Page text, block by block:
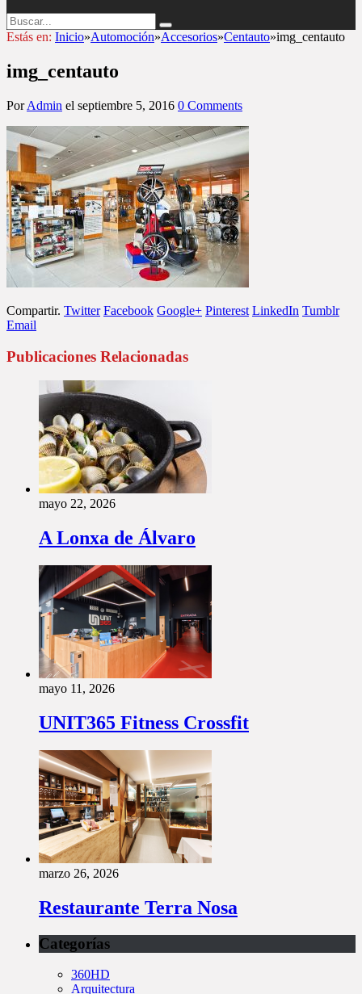
Estás en: Inicio»Automoción»Accesorios»Centauto»img_centauto
img_centauto
PorAdmin el septiembre 5, 2016 0 Comments
Compartir. Twitter Facebook Google+ Pinterest LinkedIn Tumblr
Email
Publicaciones Relacionadas
mayo 22, 2026
A Lonxa de Álvaro
mayo 11, 2026
UNIT365 Fitness Crossfit
marzo 26, 2026
Restaurante Terra Nosa
Categorías
360HD
Arquitectura